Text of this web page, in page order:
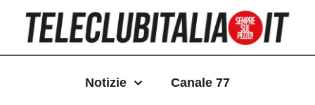
contenuto
Notizie Canale 77